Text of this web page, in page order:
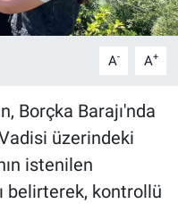
A- A+
Borçka Barajı'nda
üzerindeki
istenilen
belirterek, kontrollü